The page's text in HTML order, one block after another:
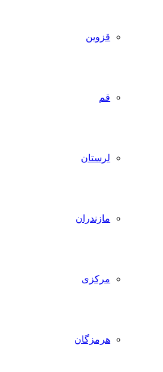
قزوین
قم
لرستان
مازندران
مرکزی
هرمزگان